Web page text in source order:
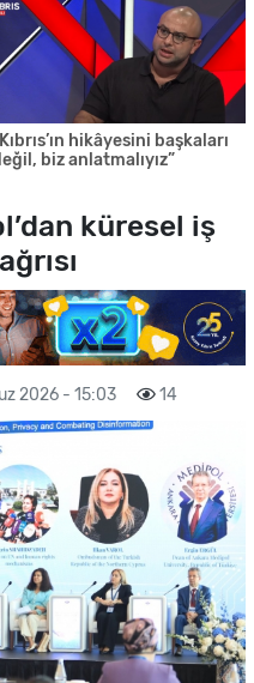
hikâyesini başkaları
biz anlatmalıyız”
küresel iş
2026 - 15:03 14